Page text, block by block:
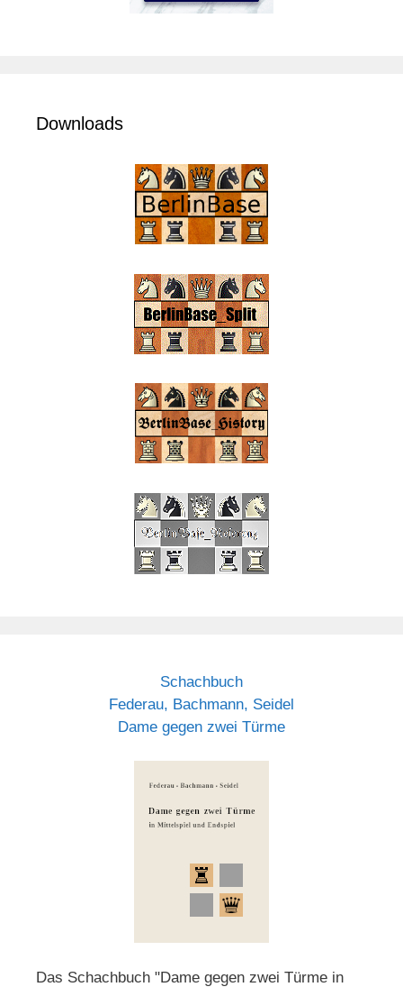
Downloads
Schachbuch
Federau, Bachmann, Seidel
Dame gegen zwei Türme
Das Schachbuch "Dame gegen zwei Türme in